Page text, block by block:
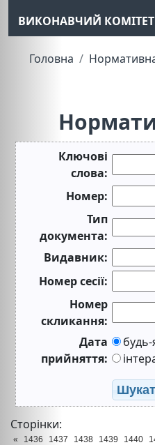
ВИКОНАВЧИЙ КОМІТЕТ
Головна
Ключові
слова:
Номер:
Тип
документа:
Видавник:
Номер сесії:
Номер
скликання:
Дата
прийняття:
будь-
Сторінки:
« 1436 1437 1438 1439 1440